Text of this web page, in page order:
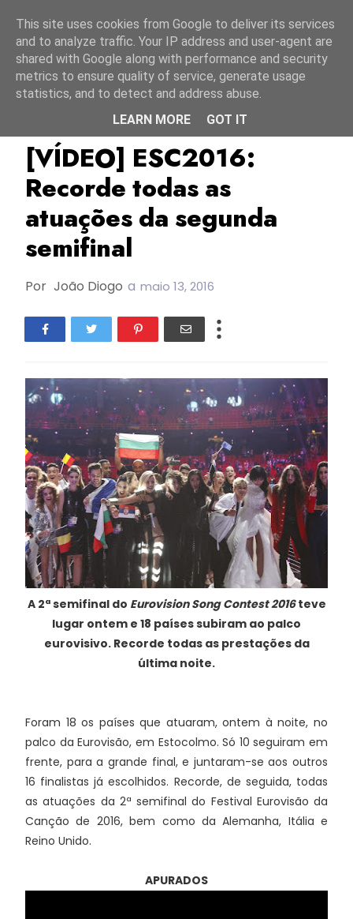
[VÍDEO] ESC2016:
Recorde todas as
atuações da segunda
semifinal
Por João Diogo a maio 13, 2016
A 2ª semifinal do Eurovision Song Contest 2016teve
lugar ontem e 18 países subiram ao palco
eurovisivo. Recorde todas as prestações da
última noite.
Foram 18 os países que atuaram, ontem à noite, no
palco da Eurovisão, em Estocolmo. Só 10 seguiram em
frente, para a grande final, e juntaram-se aos outros
16 finalistas já escolhidos. Recorde, de seguida, todas
as atuações da 2ª semifinal do Festival Eurovisão da
Canção de 2016, bem como da Alemanha, Itália e
Reino Unido.
APURADOS
This site uses cookies from Google to deliver its services
and to analyze traffic. Your IP address and user-agent are
shared with Google along with performance and security
metrics to ensure quality of service, generate usage
statistics, and to detect and address abuse.
LEARN MORE
GOT IT